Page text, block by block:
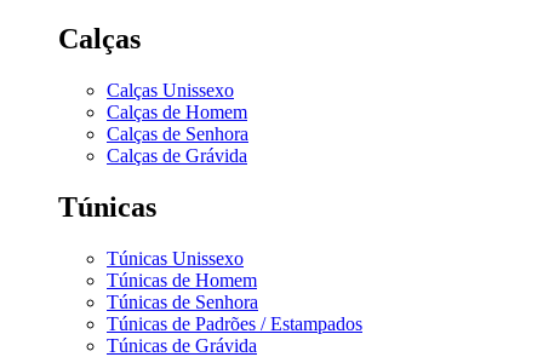
Calças
Calças Unissexo
Calças de Homem
Calças de Senhora
Calças de Grávida
Túnicas
Túnicas Unissexo
Túnicas de Homem
Túnicas de Senhora
Túnicas de Padrões / Estampados
Túnicas de Grávida